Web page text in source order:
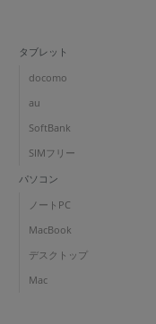
タブレット
docomo
au
SoftBank
SIMフリー
パソコン
ノートPC
MacBook
デスクトップ
Mac